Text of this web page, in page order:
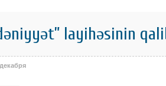
layihəsinin